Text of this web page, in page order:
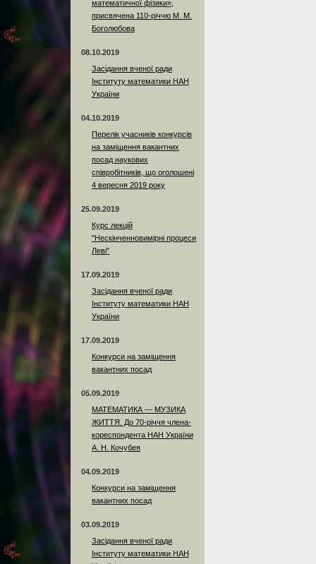
математичної фізики»,
присвячена 110-річчю М. М.
Боголюбова
08.10.2019
Засідання вченої ради
Інституту математики НАН
України
04.10.2019
Перелік учасників конкурсів
на заміщення вакантних
посад наукових
співробітників, що оголошені
4 вересня 2019 року
25.09.2019
Курс лекцій
"Нескінченновимірні процеси
Леві"
17.09.2019
Засідання вченої ради
Інституту математики НАН
України
17.09.2019
Конкурси на заміщення
вакантних посад
05.09.2019
МАТЕМАТИКА — МУЗИКА
ЖИТТЯ. До 70-річчя члена-
кореспондента НАН України
А. Н. Кочубея
04.09.2019
Конкурси на заміщення
вакантних посад
03.09.2019
Засідання вченої ради
Інституту математики НАН